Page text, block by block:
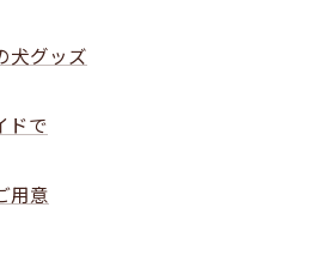
犬グッズ
ドで
用意